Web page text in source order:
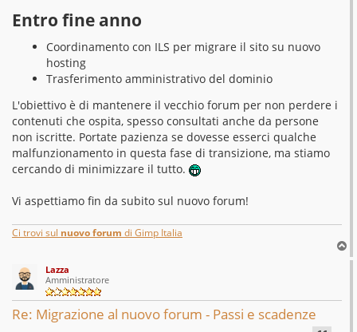
Entro fine anno
Coordinamento con ILS per migrare il sito su nuovo
hosting
Trasferimento amministrativo del dominio
L'obiettivo è di mantenere il vecchio forum per non perdere i
contenuti che ospita, spesso consultati anche da persone
non iscritte. Portate pazienza se dovesse esserci qualche
malfunzionamento in questa fase di transizione, ma stiamo
cercando di minimizzare il tutto.
Vi aspettiamo fin da subito sul nuovo forum!
Ci trovi sul nuovo forum di Gimp Italia
o
Lazza
Amministratore
Re: Migrazione al nuovo forum - Passi e scadenze